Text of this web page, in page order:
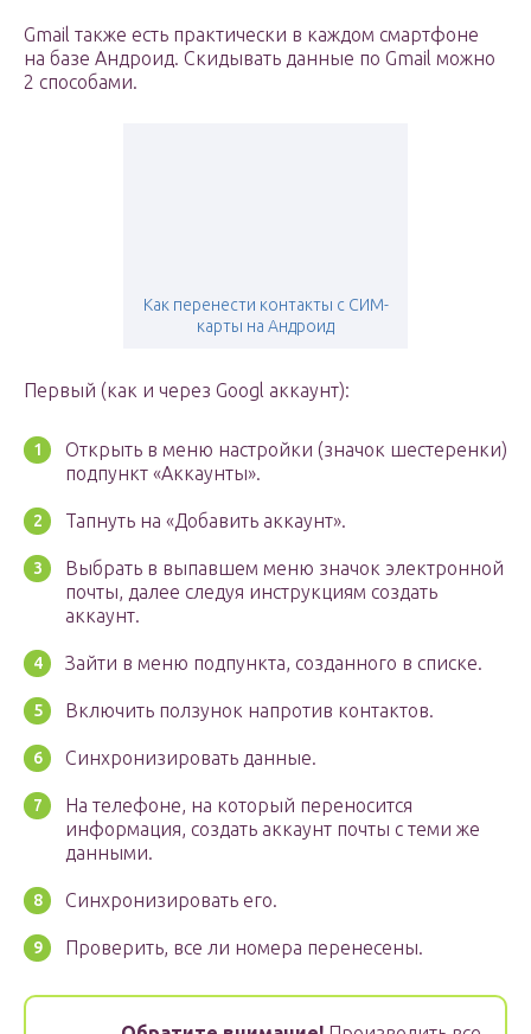
Gmail также есть практически в каждом смартфоне
на базе Андроид. Скидывать данные по Gmail можно
2 способами.
Как перенести контакты с СИМ-
карты на Андроид
Первый (как и через Googl аккаунт):
Открыть в меню настройки (значок шестеренки)
подпункт «Аккаунты».
Тапнуть на «Добавить аккаунт».
Выбрать в выпавшем меню значок электронной
почты, далее следуя инструкциям создать
аккаунт.
Зайти в меню подпункта, созданного в списке.
Включить ползунок напротив контактов.
Синхронизировать данные.
На телефоне, на который переносится
информация, создать аккаунт почты с теми же
данными.
Синхронизировать его.
Проверить, все ли номера перенесены.